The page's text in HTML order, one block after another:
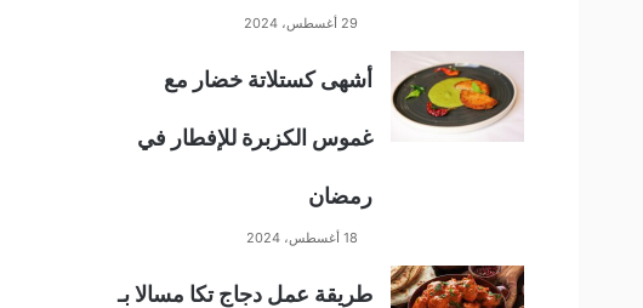
29 أغسطس، 2024
أشهى كستلاتة خضار مع
غموس الكزبرة للإفطار في
رمضان
18 أغسطس، 2024
طريقة عمل دجاج تكا مسالا بـ